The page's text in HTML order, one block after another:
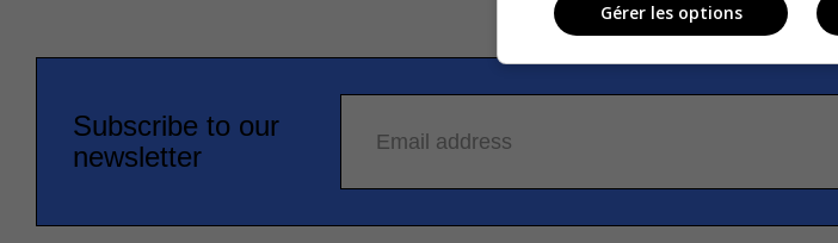
Subscribe to our
newsletter
Email address
Gérer les options